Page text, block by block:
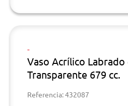
-
Vaso Acrílico Labrado
Transparente 679 cc.
Referencia: 432087